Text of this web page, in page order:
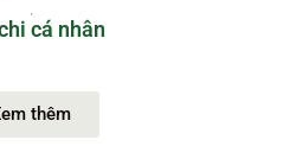
cá nhân
thêm